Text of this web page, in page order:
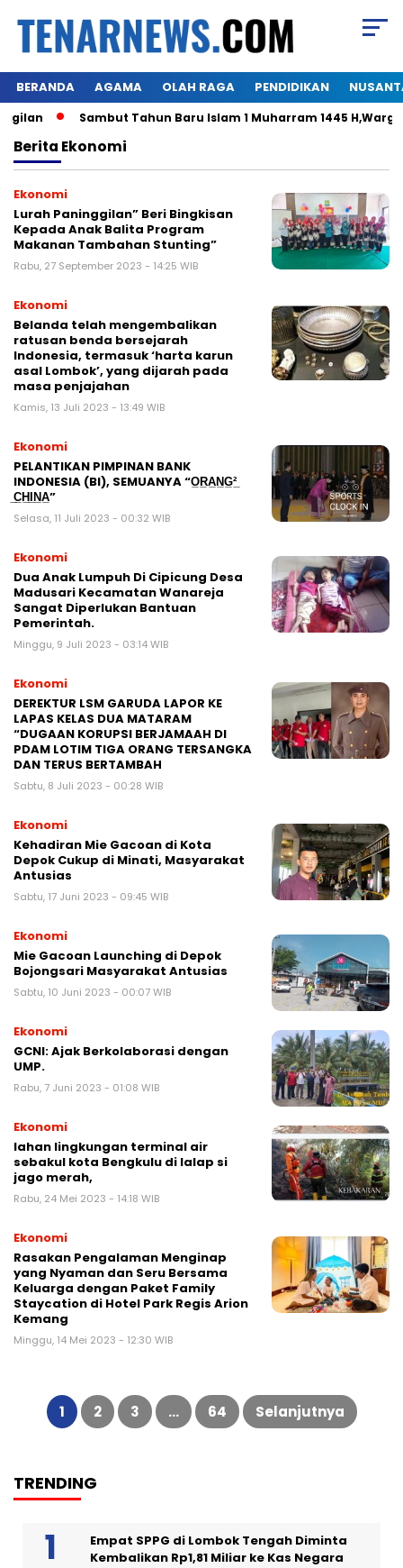
BERANDA AGAMA OLAH RAGA PENDIDIKAN
Sambut Tahun Baru Islam 1 Muharram 1445 H,Warga
Berita Ekonomi
Ekonomi
Lurah Paninggilan” Beri Bingkisan
Kepada Anak Balita Program
Makanan Tambahan Stunting”
Rabu, 27 September 2023 - 14:25 WIB
Ekonomi
Belanda telah mengembalikan
ratusan benda bersejarah
Indonesia, termasuk ‘harta karun
asal Lombok’, yang dijarah pada
masa penjajahan
Kamis, 13 Juli 2023 - 13:49 WIB
Ekonomi
PELANTIKAN PIMPINAN BANK
INDONESIA (BI), SEMUANYA “O̲R̲A̲N̲G̲²̲
̲C̲H̲I̲N̲A̲”
Selasa, 11 Juli 2023 - 00:32 WIB
Ekonomi
Dua Anak Lumpuh Di Cipicung Desa
Madusari Kecamatan Wanareja
Sangat Diperlukan Bantuan
Pemerintah.
Minggu, 9 Juli 2023 - 03:14 WIB
Ekonomi
DEREKTUR LSM GARUDA LAPOR KE
LAPAS KELAS DUA MATARAM
“DUGAAN KORUPSI BERJAMAAH DI
PDAM LOTIM TIGA ORANG TERSANGKA
DAN TERUS BERTAMBAH
Sabtu, 8 Juli 2023 - 00:28 WIB
Ekonomi
Kehadiran Mie Gacoan di Kota
Depok Cukup di Minati, Masyarakat
Antusias
Sabtu, 17 Juni 2023 - 09:45 WIB
Ekonomi
Mie Gacoan Launching di Depok
Bojongsari Masyarakat Antusias
Sabtu, 10 Juni 2023 - 00:07 WIB
Ekonomi
GCNI: Ajak Berkolaborasi dengan
UMP.
Rabu, 7 Juni 2023 - 01:08 WIB
Ekonomi
lahan lingkungan terminal air
sebakul kota Bengkulu di lalap si
jago merah,
Rabu, 24 Mei 2023 - 14:18 WIB
Ekonomi
Rasakan Pengalaman Menginap
yang Nyaman dan Seru Bersama
Keluarga dengan Paket Family
Staycation di Hotel Park Regis Arion
Kemang
Minggu, 14 Mei 2023 - 12:30 WIB
Paginasi
pos
1 2 3 … 64 Selanjutnya
TRENDING
Empat SPPG di Lombok Tengah Diminta
Kembalikan Rp1,81 Miliar ke Kas Negara